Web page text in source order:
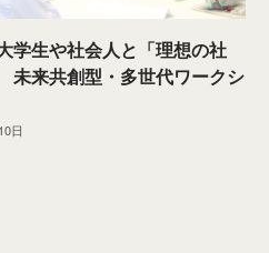
学生や社会人と「理想の社
来共創型・多世代ワークシ
日